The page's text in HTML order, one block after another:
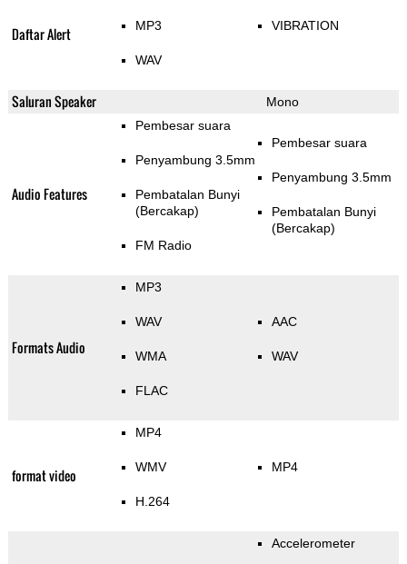
Daftar Alert MP3
WAV
VIBRATION
Saluran Speaker Mono
Audio Features
Pembesar suara
Penyambung 3.5mm
Pembatalan Bunyi
(Bercakap)
FM Radio
Pembesar suara
Penyambung 3.5mm
Pembatalan Bunyi
(Bercakap)
Formats Audio
MP3
WAV
WMA
FLAC
AAC
WAV
format video
MP4
WMV
H.264
MP4
Accelerometer